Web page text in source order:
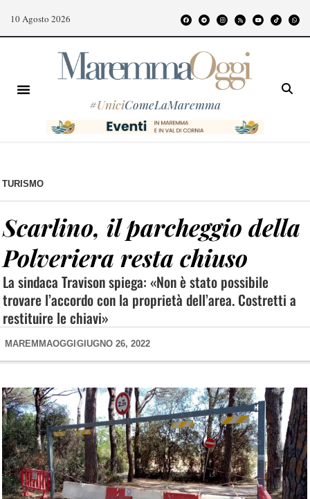
10 Agosto 2026
#UniciComeLaMaremma
TURISMO
Scarlino, il parcheggio della
Polveriera resta chiuso
La sindaca Travison spiega: «Non è stato possibile
trovare l’accordo con la proprietà dell’area. Costretti a
restituire le chiavi»
MAREMMAOGGI GIUGNO 26, 2022